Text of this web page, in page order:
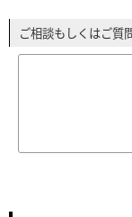
ご相談もしくはご質